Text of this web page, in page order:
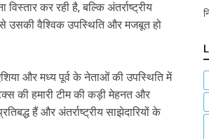
कर रही है, बल्कि अंतर्राष्ट्रीय
उसकी वैश्विक उपस्थिति और मजबूत हो
और मध्य पूर्व के नेताओं की उपस्थिति में
की हमारी टीम की कड़ी मेहनत और
हैं और अंतर्राष्ट्रीय साझेदारियों के